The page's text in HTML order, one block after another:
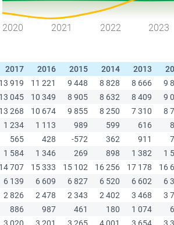
2020 2021 2022 2023
2017 2016 2015 2014 2013